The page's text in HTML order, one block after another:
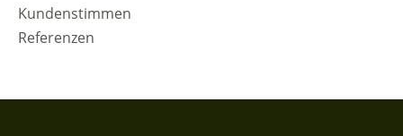
Kundenstimmen
Referenzen